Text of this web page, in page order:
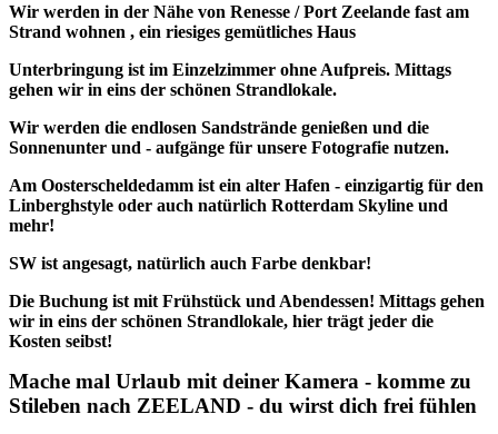
Wir werden in der Nähe von Renesse / Port Zeelande fast am
Strand wohnen , ein riesiges gemütliches Haus
Unterbringung ist im Einzelzimmer ohne Aufpreis. Mittags
gehen wir in eins der schönen Strandlokale.
Wir werden die endlosen Sandstrände genießen und die
Sonnenunter und - aufgänge für unsere Fotografie nutzen.
Am Oosterscheldedamm ist ein alter Hafen - einzigartig für den
Linberghstyle oder auch natürlich Rotterdam Skyline und
mehr!
SW ist angesagt, natürlich auch Farbe denkbar!
Die Buchung ist mit Frühstück und Abendessen! Mittags gehen
wir in eins der schönen Strandlokale, hier trägt jeder die
Kosten seibst!
Mache mal Urlaub mit deiner Kamera - komme zu
Stileben nach ZEELAND - du wirst dich frei fühlen